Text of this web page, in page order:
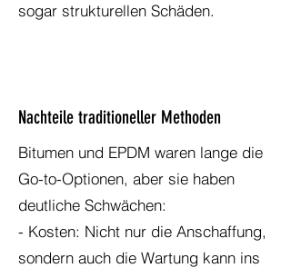
sogar strukturellen Schäden.
Nachteile traditioneller Methoden
Bitumen und EPDM waren lange die
Go-to-Optionen, aber sie haben
deutliche Schwächen:
- Kosten: Nicht nur die Anschaffung,
sondern auch die Wartung kann ins